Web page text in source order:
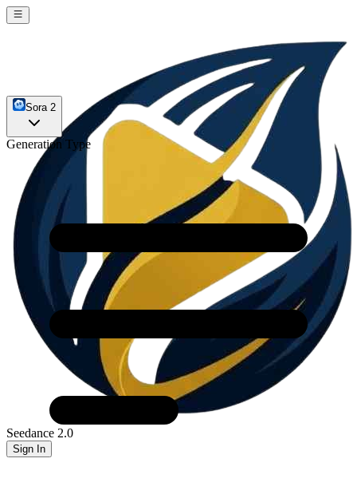
Seedance 2.0
Sign In
Sora 2
Generation Type